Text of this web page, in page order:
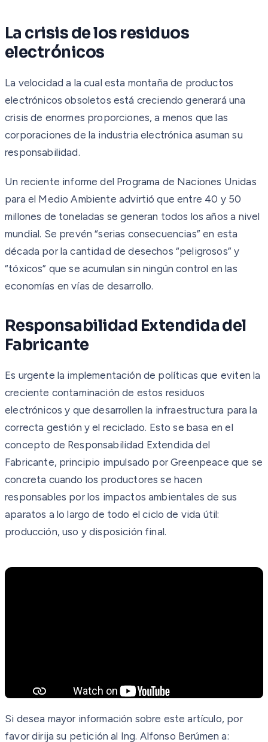
La crisis de los residuos
electrónicos
La velocidad a la cual esta montaña de productos
electrónicos obsoletos está creciendo generará una
crisis de enormes proporciones, a menos que las
corporaciones de la industria electrónica asuman su
responsabilidad.
Un reciente informe del Programa de Naciones Unidas
para el Medio Ambiente advirtió que entre 40 y 50
millones de toneladas se generan todos los años a nivel
mundial. Se prevén “serias consecuencias” en esta
década por la cantidad de desechos “peligrosos” y
“tóxicos” que se acumulan sin ningún control en las
economías en vías de desarrollo.
Responsabilidad Extendida del
Fabricante
Es urgente la implementación de políticas que eviten la
creciente contaminación de estos residuos
electrónicos y que desarrollen la infraestructura para la
correcta gestión y el reciclado. Esto se basa en el
concepto de Responsabilidad Extendida del
Fabricante, principio impulsado por Greenpeace que se
concreta cuando los productores se hacen
responsables por los impactos ambientales de sus
aparatos a lo largo de todo el ciclo de vida útil:
producción, uso y disposición final.
Si desea mayor información sobre este artículo, por
favor dirija su petición al Ing. Alfonso Berúmen a: